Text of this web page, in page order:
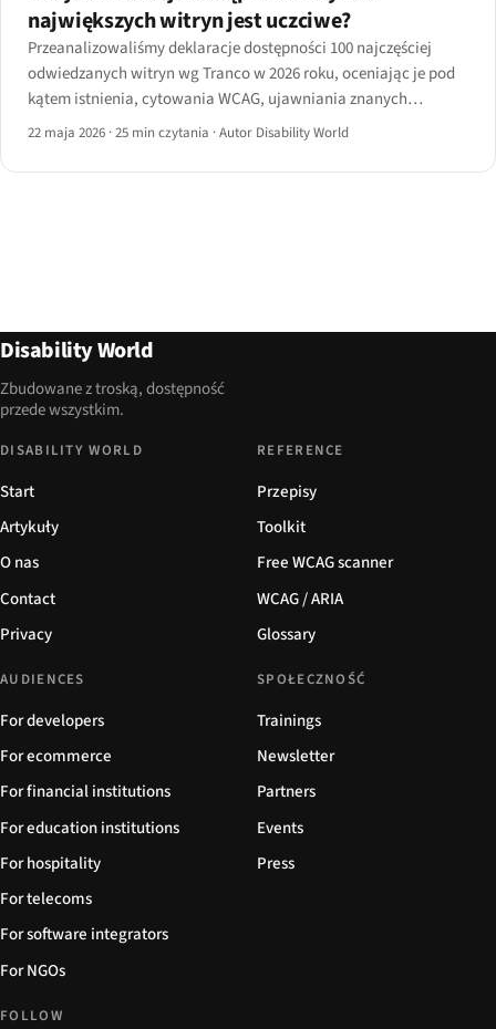
największych witryn jest uczciwe?
Przeanalizowaliśmy deklaracje dostępności 100 najczęściej
odwiedzanych witryn wg Tranco w 2026 roku, oceniając je pod
kątem istnienia, cytowania WCAG, ujawniania znanych
ograniczeń, SLA kanału zwrotnego i zgodności ze skanem axe-
rzeczywistością.
22 maja 2026 ·25 min czytania ·Autor Disability World
Disability World
Zbudowane z troską, dostępność
przede wszystkim.
DISABILITY WORLD
Start
Artykuły
O nas
Contact
Privacy
REFERENCE
Przepisy
Toolkit
Free WCAG scanner
WCAG / ARIA
Glossary
AUDIENCES
For developers
For ecommerce
For financial institutions
For education institutions
For hospitality
For telecoms
For software integrators
For NGOs
SPOŁECZNOŚĆ
Trainings
Newsletter
Partners
Events
Press
FOLLOW